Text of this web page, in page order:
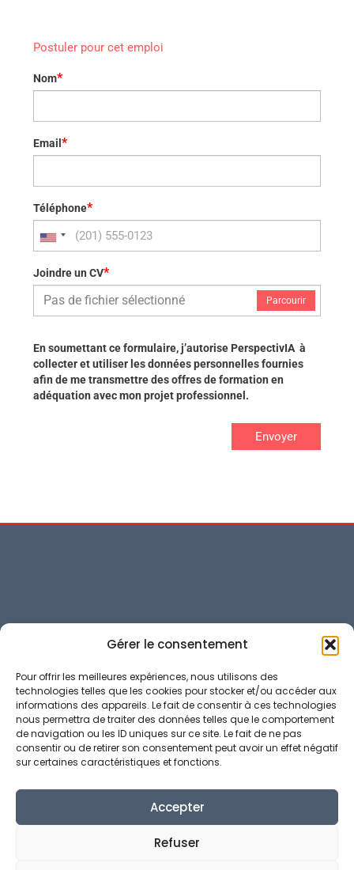
Gérer le consentement
Pour offrir les meilleures expériences, nous utilisons des
technologies telles que les cookies pour stocker et/ou accéder aux
informations des appareils. Le fait de consentir à ces technologies
nous permettra de traiter des données telles que le comportement
de navigation ou les ID uniques sur ce site. Le fait de ne pas
consentir ou de retirer son consentement peut avoir un effet négatif
sur certaines caractéristiques et fonctions.
Accepter
Refuser
Postuler pour cet emploi
Nom*
Email *
Téléphone*
Joindre un CV*
Pas de fichier sélectionné
Parcourir
En soumettant ce formulaire, j’autorise PerspectivIA à
collecter et utiliser les données personnelles fournies
afin de me transmettre des offres de formation en
adéquation avec mon projet professionnel.
Envoyer
contact@perspectivia.fr
66 Av. Valéry Giscard d'Estaing, 06200 Nice
Conditions Générales de Vente
Politique de confidentialité
Politique de cookies (UE)
Gérer le consentement
Toutes nos formations
Isim : école en alternance